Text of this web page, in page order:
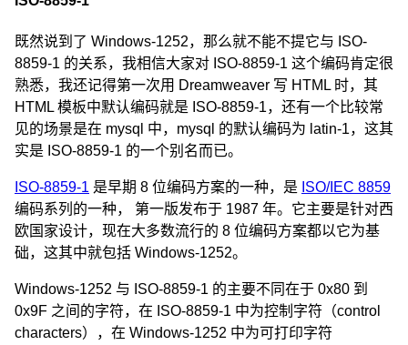
既然说到了 Windows-1252，那么就不能不提它与 ISO-
8859-1 的关系，我相信大家对 ISO-8859-1 这个编码肯定很
熟悉，我还记得第一次用 Dreamweaver 写 HTML 时，其
HTML 模板中默认编码就是 ISO-8859-1，还有一个比较常
见的场景是在 mysql 中，mysql 的默认编码为 latin-1，这其
实是 ISO-8859-1 的一个别名而已。
ISO-8859-1 是早期 8 位编码方案的一种，是 ISO/IEC 8859
编码系列的一种， 第一版发布于 1987 年。它主要是针对西
欧国家设计，现在大多数流行的 8 位编码方案都以它为基
础，这其中就包括 Windows-1252。
Windows-1252 与 ISO-8859-1 的主要不同在于 0x80 到
0x9F 之间的字符，在 ISO-8859-1 中为控制字符（control
characters），在 Windows-1252 中为可打印字符